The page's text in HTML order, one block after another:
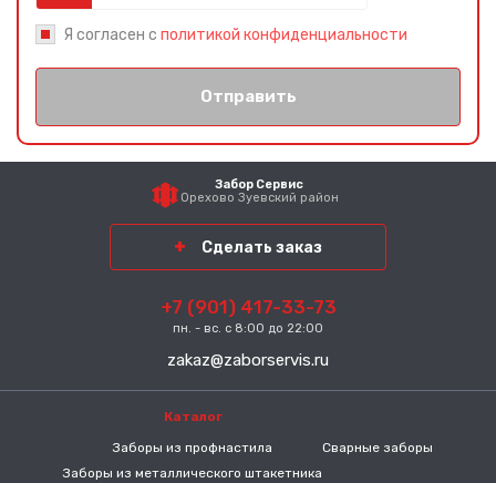
Я согласен с политикой конфиденциальности
Отправить
Забор Сервис
Орехово Зуевский район
Сделать заказ
+7 (901) 417-33-73
пн. - вс. с 8:00 до 22:00
zakaz@zaborservis.ru
Каталог
Заборы из профнастила
Заборы из металлического штакетника
Сварные заборы